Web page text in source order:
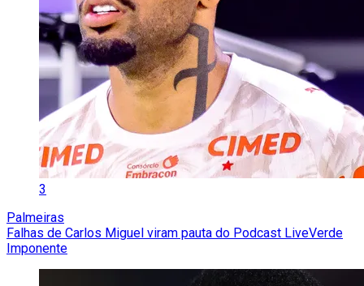
3
Palmeiras
Falhas de Carlos Miguel viram pauta do Podcast LiveVerde
Imponente